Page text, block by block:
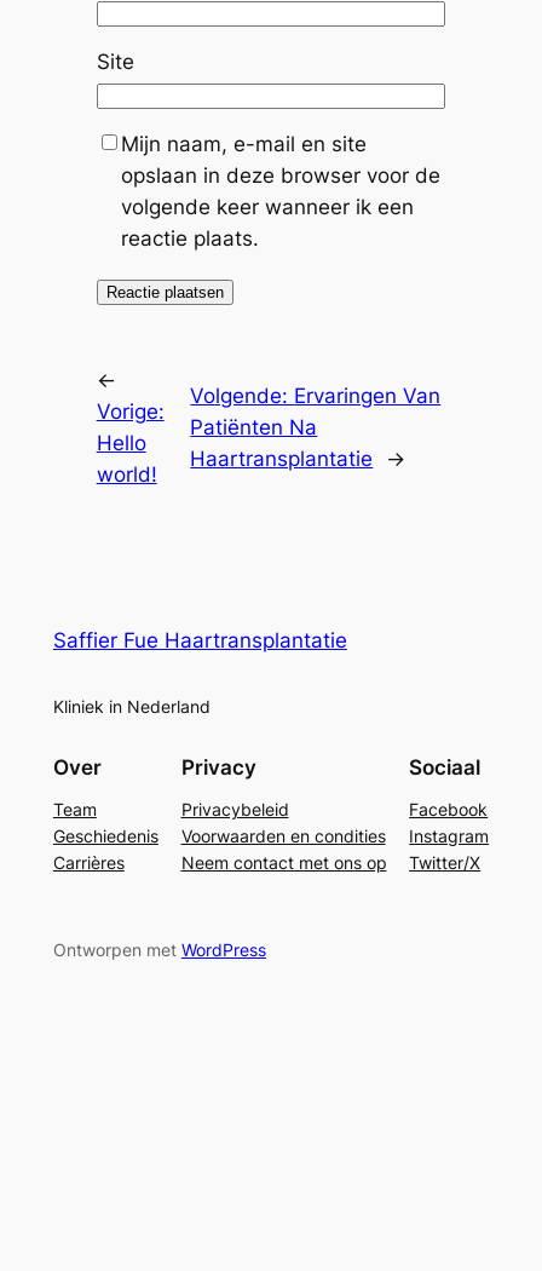
Site
Mijn naam, e-mail en site
opslaan in deze browser voor de
volgende keer wanneer ik een
reactie plaats.
←
Vorige:
Hello
world!
Volgende: Ervaringen Van
Patiënten Na
Haartransplantatie
→
Saffier Fue Haartransplantatie
Kliniek in Nederland
Over
Team
Geschiedenis
Carrières
Privacy
Privacybeleid
Voorwaarden en condities
Neem contact met ons op
Sociaal
Facebook
Instagram
Twitter/X
Ontworpen met WordPress